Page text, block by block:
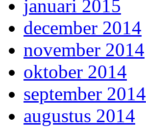
januari 2015
december 2014
november 2014
oktober 2014
september 2014
augustus 2014